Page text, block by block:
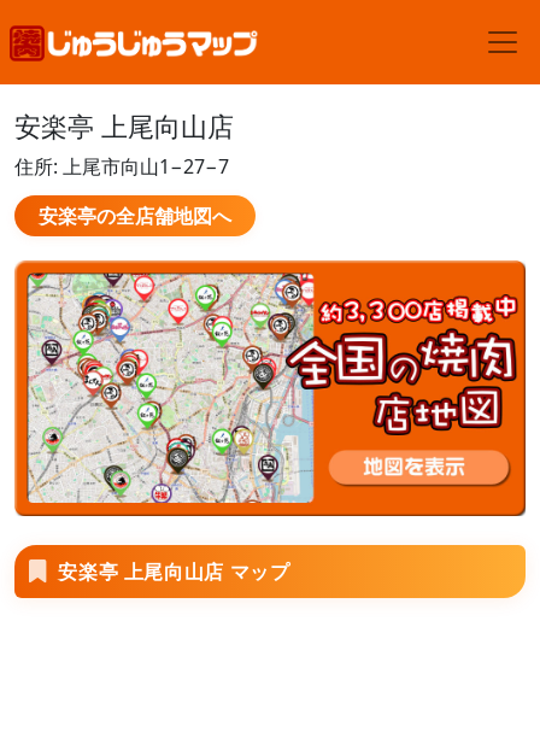
安楽亭 上尾向山店
住所: 上尾市向山1−27−7
安楽亭の全店舗地図へ
安楽亭 上尾向山店 マップ